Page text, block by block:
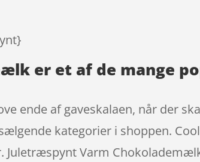
er et af de mange
ende af gaveskalaen, når der
kategorier i shoppen.
Juletræspynt Varm